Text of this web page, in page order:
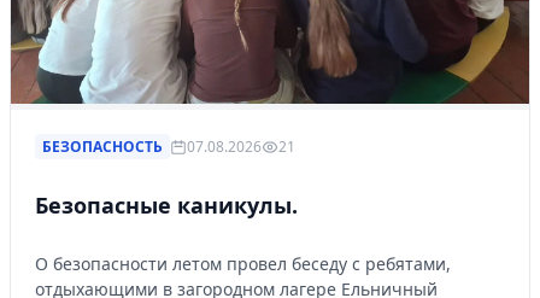
БЕЗОПАСНОСТЬ 07.08.2026 21
Безопасные каникулы.
О безопасности летом провел беседу с ребятами,
отдыхающими в загородном лагере Ельничный